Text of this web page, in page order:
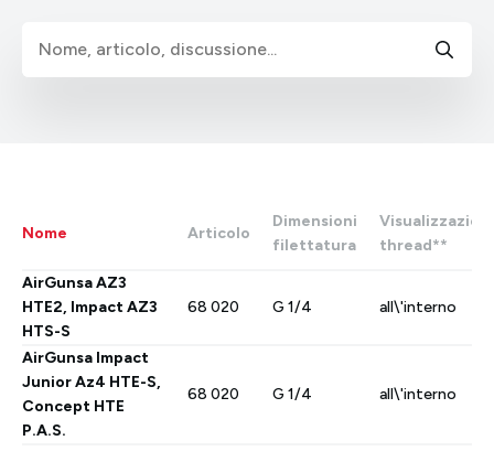
Nome Articolo
Dimensioni
filettatura
thread**
AirGunsa AZ3
HTE2, Impact AZ3
HTS-S
68 020 G 1/4 all\'interno
AirGunsa Impact
Junior Az4 HTE-S,
Concept HTE
P.A.S.
68 020 G 1/4 all\'interno